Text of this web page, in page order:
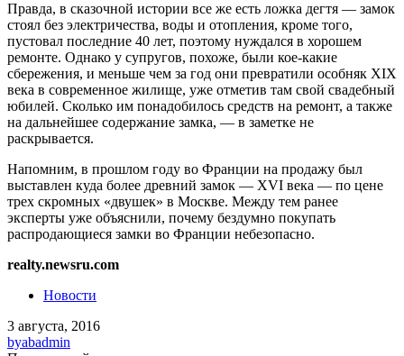
Правда, в сказочной истории все же есть ложка дегтя — замок
стоял без электричества, воды и отопления, кроме того,
пустовал последние 40 лет, поэтому нуждался в хорошем
ремонте. Однако у супругов, похоже, были кое-какие
сбережения, и меньше чем за год они превратили особняк XIX
века в современное жилище, уже отметив там свой свадебный
юбилей. Сколько им понадобилось средств на ремонт, а также
на дальнейшее содержание замка, — в заметке не
раскрывается.
Напомним, в прошлом году во Франции на продажу был
выставлен куда более древний замок — XVI века — по цене
трех скромных «двушек» в Москве. Между тем ранее
эксперты уже объяснили, почему бездумно покупать
распродающиеся замки во Франции небезопасно.
realty.newsru.com
Новости
3 августа, 2016
byabadmin